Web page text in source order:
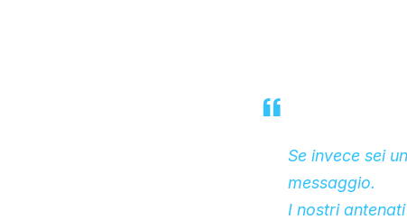
Se invece sei
messaggio.
I nostri